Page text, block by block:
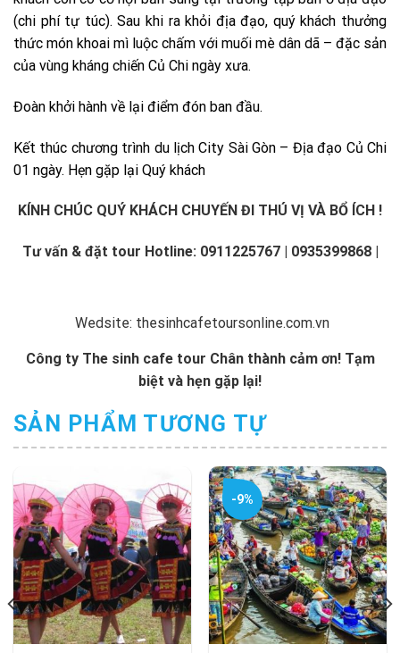
(chi phí tự túc). Sau khi ra khỏi địa đạo, quý khách thưởng
thức món khoai mì luộc chấm với muối mè dân dã – đặc sản
của vùng kháng chiến Củ Chi ngày xưa.
Đoàn khởi hành về lại điểm đón ban đầu.
Kết thúc chương trình du lịch City Sài Gòn – Địa đạo Củ Chi
01 ngày. Hẹn gặp lại Quý khách
KÍNH CHÚC QUÝ KHÁCH CHUYẾN ĐI THÚ VỊ VÀ BỔ ÍCH !
Tư vấn & đặt tour Hotline: 0911225767| 0935399868 |
Wedsite: thesinhcafetoursonline.com.vn
Công ty The sinh cafe tour Chân thành cảm ơn! Tạm
biệt và hẹn gặp lại!
SẢN PHẨM TƯƠNG TỰ
-9%